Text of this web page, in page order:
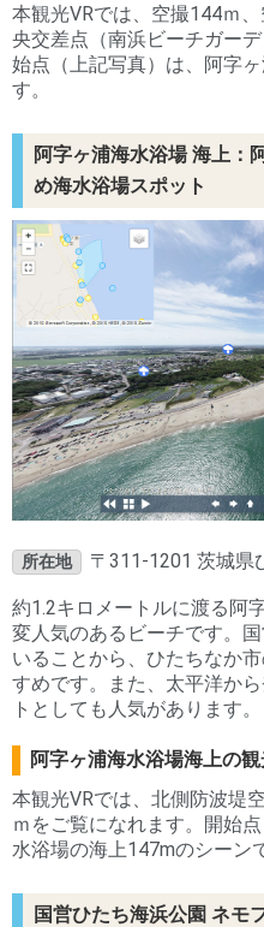
本観光VRでは、空撮144ｍ
央交差点（南浜ビーチガー
始点（上記写真）は、阿字
す。
阿字ヶ浦海水浴場 海上：
め海水浴場スポット
所在地 〒311-1201 茨城県
約1.2キロメートルに渡る阿
変人気のあるビーチです。
いることから、ひたちなか
すめです。また、太平洋か
トとしても人気があります。
阿字ヶ浦海水浴場海上の
本観光VRでは、北側防波堤
ｍをご覧になれます。開始
水浴場の海上147mのシーン
国営ひたち海浜公園 ネモ